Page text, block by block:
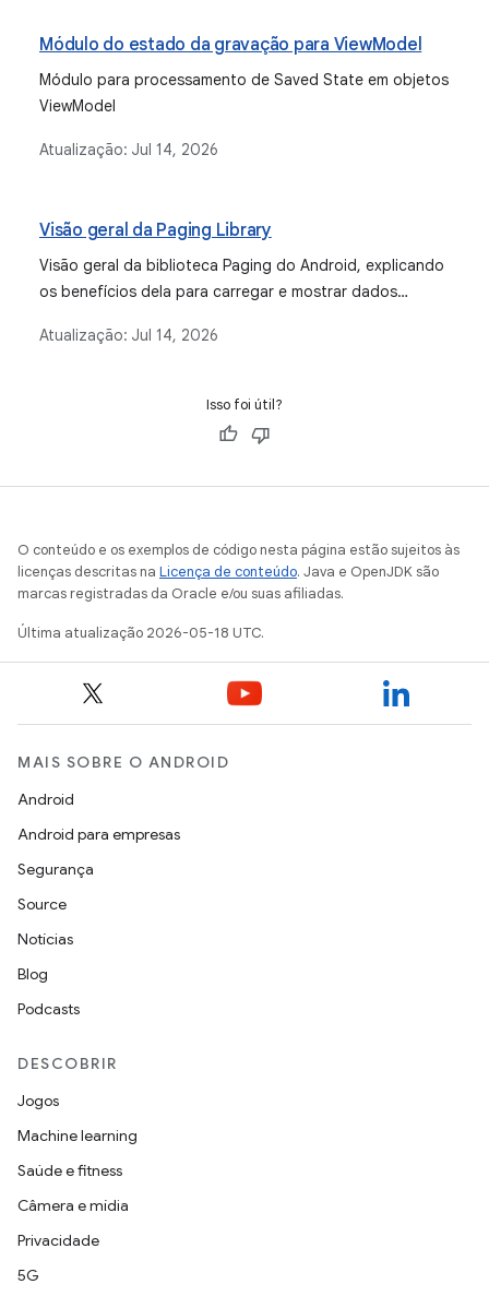
Módulo do estado da gravação para ViewModel
Módulo para processamento de Saved State em objetos
ViewModel
Atualização: Jul 14, 2026
Visão geral da Paging Library
Visão geral da biblioteca Paging do Android, explicando
os benefícios dela para carregar e mostrar dados
Atualização: Jul 14, 2026
Isso foi útil?
O conteúdo e os exemplos de código nesta página estão sujeitos às
licenças descritas na Licença de conteúdo. Java e OpenJDK são
marcas registradas da Oracle e/ou suas afiliadas.
Última atualização 2026-05-18 UTC.
MAIS SOBRE O ANDROID
Android
Android para empresas
Segurança
Source
Notícias
Blog
Podcasts
DESCOBRIR
Jogos
Machine learning
Saúde e fitness
Câmera e mídia
Privacidade
5G